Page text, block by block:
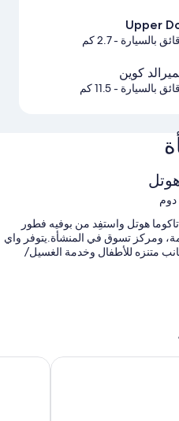
Upper
- 2.7 كم
كوين
- 11.5 كم
دوم
هوتل واستفِد من بوفيه فطور
ومركز تسوق في المنشأة.يتوفر واي
متنزه للأطفال وخدمة الغسيل/
إنهاء إجراءات المغادرة، وتخزين
لا كينتا